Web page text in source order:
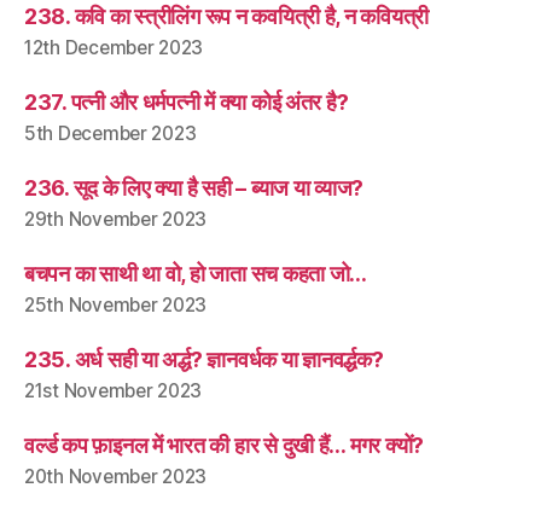
238. कवि का स्त्रीलिंग रूप न कवयित्री है, न कवियत्री
12th December 2023
237. पत्नी और धर्मपत्नी में क्या कोई अंतर है?
5th December 2023
236. सूद के लिए क्या है सही – ब्याज या व्याज?
29th November 2023
बचपन का साथी था वो, हो जाता सच कहता जो…
25th November 2023
235. अर्ध सही या अर्द्ध? ज्ञानवर्धक या ज्ञानवर्द्धक?
21st November 2023
वर्ल्ड कप फ़ाइनल में भारत की हार से दुखी हैं… मगर क्यों?
20th November 2023